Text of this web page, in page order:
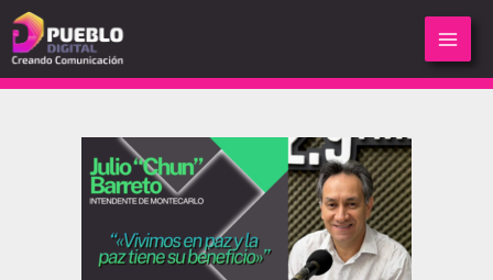
al
contenido